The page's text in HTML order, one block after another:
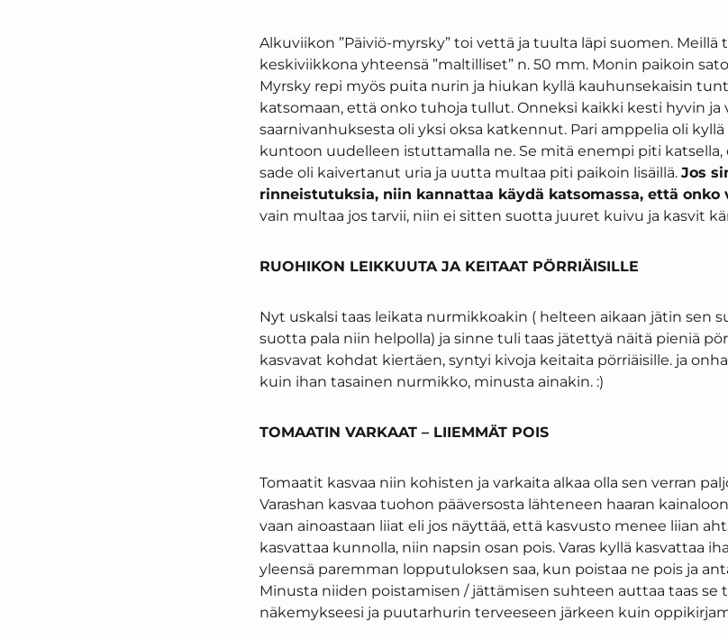
Alkuviikon ”Päiviö-myrsky” toi vettä ja tuulta läpi suomen. Meillä
keskiviikkona yhteensä ”maltilliset” n. 50 mm. Monin paikoin
Myrsky repi myös puita nurin ja hiukan kyllä kauhunsekaisin
katsomaan, että onko tuhoja tullut. Onneksi kaikki kesti hyvin ja
saarnivanhuksesta oli yksi oksa katkennut. Pari amppelia oli
kuntoon uudelleen istuttamalla ne. Se mitä enempi piti
sade oli kaivertanut uria ja uutta multaa piti paikoin lisäillä. Jos
rinneistutuksia, niin kannattaa käydä katsomassa, että onko
vain multaa jos tarvii, niin ei sitten suotta juuret kuivu ja kasvit
RUOHIKON LEIKKUUTA JA KEITAAT PÖRRIÄISILLE
Nyt uskalsi taas leikata nurmikkoakin ( helteen aikaan jätin sen
suotta pala niin helpolla) ja sinne tuli taas jätettyä näitä pieniä
kasvavat kohdat kiertäen, syntyi kivoja keitaita pörriäisille. ja
kuin ihan tasainen nurmikko, minusta ainakin. :)
TOMAATIN VARKAAT – LIIEMMÄT POIS
Tomaatit kasvaa niin kohisten ja varkaita alkaa olla sen verran
Varashan kasvaa tuohon pääversosta lähteneen haaran
vaan ainoastaan liiat eli jos näyttää, että kasvusto menee liian
kasvattaa kunnolla, niin napsin osan pois. Varas kyllä kasvattaa
yleensä paremman lopputuloksen saa, kun poistaa ne pois ja
Minusta niiden poistamisen / jättämisen suhteen auttaa taas se
näkemykseesi ja puutarhurin terveeseen järkeen kuin